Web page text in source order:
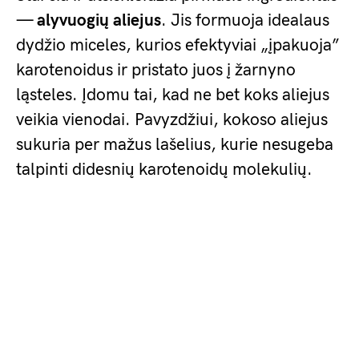
—alyvuogių aliejus. Jis formuoja idealaus
dydžio miceles, kurios efektyviai „įpakuoja”
karotenoidus ir pristato juos į žarnyno
ląsteles. Įdomu tai, kad ne bet koks aliejus
veikia vienodai. Pavyzdžiui, kokoso aliejus
sukuria per mažus lašelius, kurie nesugeba
talpinti didesnių karotenoidų molekulių.